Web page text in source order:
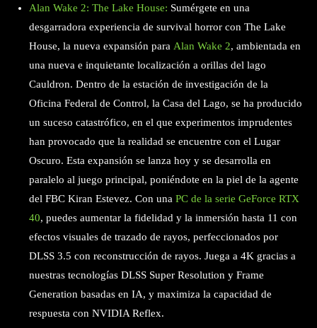
Alan Wake 2: The Lake House: Sumérgete en una
desgarradora experiencia de survival horror con The Lake
House, la nueva expansión para Alan Wake 2, ambientada en
una nueva e inquietante localización a orillas del lago
Cauldron. Dentro de la estación de investigación de la
Oficina Federal de Control, la Casa del Lago, se ha producido
un suceso catastrófico, en el que experimentos imprudentes
han provocado que la realidad se encuentre con el Lugar
Oscuro. Esta expansión se lanza hoy y se desarrolla en
paralelo al juego principal, poniéndote en la piel de la agente
del FBC Kiran Estevez. Con una PC de la serie GeForce RTX
40, puedes aumentar la fidelidad y la inmersión hasta 11 con
efectos visuales de trazado de rayos, perfeccionados por
DLSS 3.5 con reconstrucción de rayos. Juega a 4K gracias a
nuestras tecnologías DLSS Super Resolution y Frame
Generation basadas en IA, y maximiza la capacidad de
respuesta con NVIDIA Reflex.